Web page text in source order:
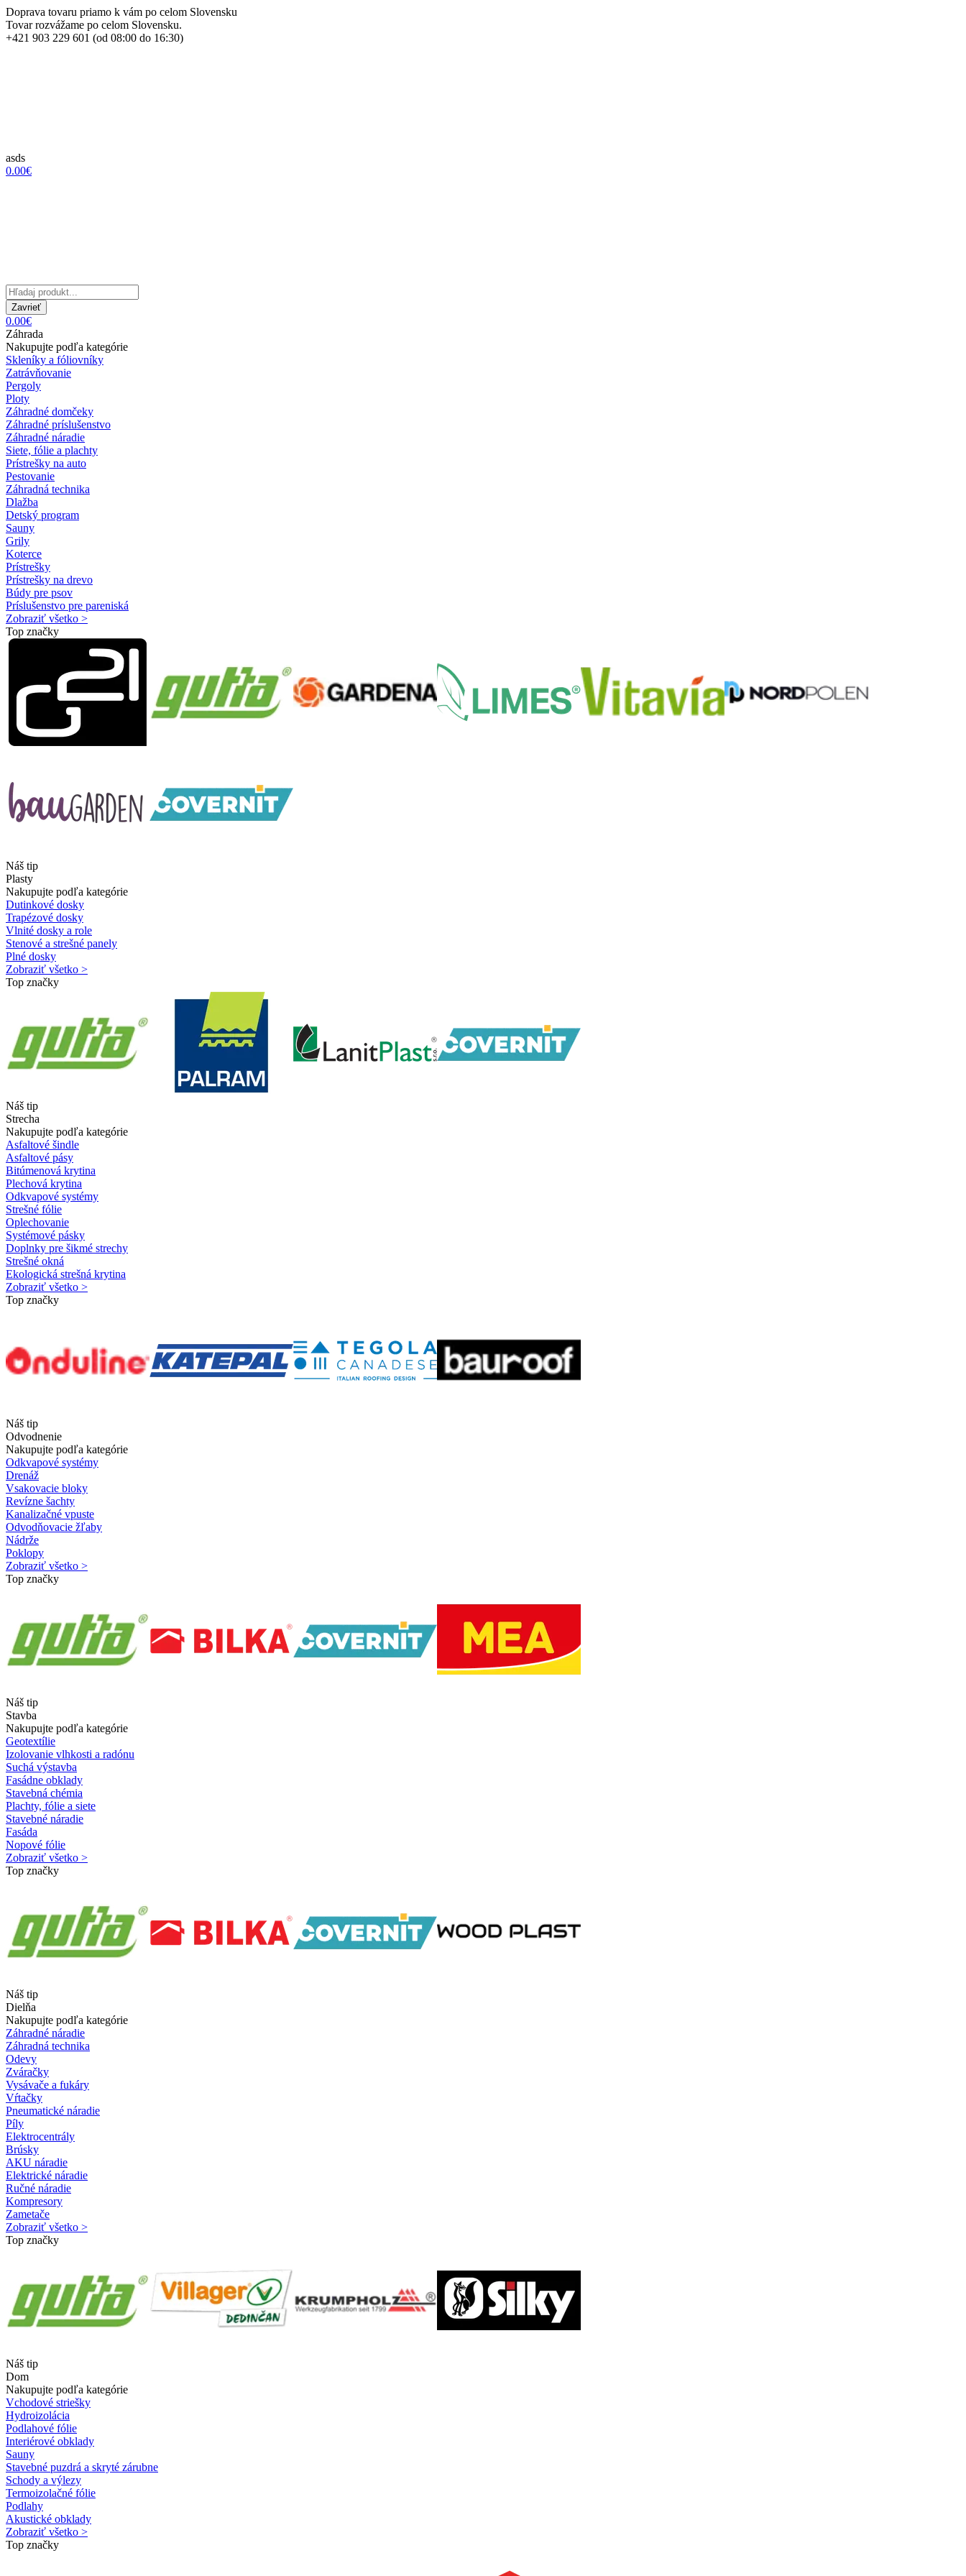
Doprava tovaru priamo k vám po celom Slovensku
Tovar rozvážame po celom Slovensku.
+421 903 229 601 (od 08:00 do 16:30)
asds
0.00€
Zavrieť
0.00€
Záhrada
Nakupujte podľa kategórie
Skleníky a fóliovníky
Zatrávňovanie
Pergoly
Ploty
Záhradné domčeky
Záhradné príslušenstvo
Záhradné náradie
Siete, fólie a plachty
Prístrešky na auto
Pestovanie
Záhradná technika
Dlažba
Detský program
Sauny
Grily
Koterce
Prístrešky
Prístrešky na drevo
Búdy pre psov
Príslušenstvo pre pareniská
Zobraziť všetko >
Top značky
Náš tip
Plasty
Nakupujte podľa kategórie
Dutinkové dosky
Trapézové dosky
Vlnité dosky a role
Stenové a strešné panely
Plné dosky
Zobraziť všetko >
Top značky
Náš tip
Strecha
Nakupujte podľa kategórie
Asfaltové šindle
Asfaltové pásy
Bitúmenová krytina
Plechová krytina
Odkvapové systémy
Strešné fólie
Oplechovanie
Systémové pásky
Doplnky pre šikmé strechy
Strešné okná
Ekologická strešná krytina
Zobraziť všetko >
Top značky
Náš tip
Odvodnenie
Nakupujte podľa kategórie
Odkvapové systémy
Drenáž
Vsakovacie bloky
Revízne šachty
Kanalizačné vpuste
Odvodňovacie žľaby
Nádrže
Poklopy
Zobraziť všetko >
Top značky
Náš tip
Stavba
Nakupujte podľa kategórie
Geotextílie
Izolovanie vlhkosti a radónu
Suchá výstavba
Fasádne obklady
Stavebná chémia
Plachty, fólie a siete
Stavebné náradie
Fasáda
Nopové fólie
Zobraziť všetko >
Top značky
Náš tip
Dielňa
Nakupujte podľa kategórie
Záhradné náradie
Záhradná technika
Odevy
Zváračky
Vysávače a fukáry
Vŕtačky
Pneumatické náradie
Píly
Elektrocentrály
Brúsky
AKU náradie
Elektrické náradie
Ručné náradie
Kompresory
Zametače
Zobraziť všetko >
Top značky
Náš tip
Dom
Nakupujte podľa kategórie
Vchodové striešky
Hydroizolácia
Podlahové fólie
Interiérové obklady
Sauny
Stavebné puzdrá a skryté zárubne
Schody a výlezy
Termoizolačné fólie
Podlahy
Akustické obklady
Zobraziť všetko >
Top značky